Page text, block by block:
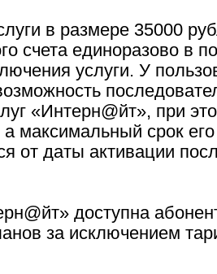
в размере 35000
счета единоразово в
услуги. У
«Интерн@йт», при
максимальный срок
от даты активации
доступна
за исключением